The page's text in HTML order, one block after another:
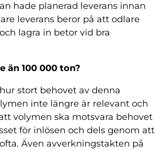
hade planerad leverans innan
leverans beror på att odlare
lagra in betor vid bra
än 100 000 ton?
stort behovet av denna
inte längre är relevant och
volymen ska motsvara behovet
för inlösen och dels genom att
Även avverkningstakten på